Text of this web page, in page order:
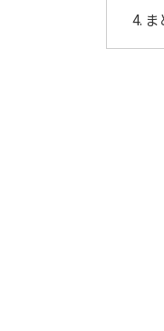
ま